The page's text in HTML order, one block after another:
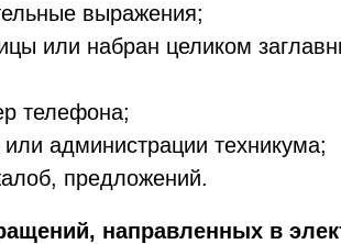
выражения;
или набран целиком
телефона;
администрации техникума;
предложений.
направленных в